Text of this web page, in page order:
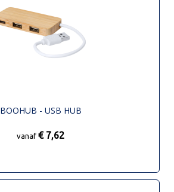
BOOHUB - USB HUB
vanaf € 7,62